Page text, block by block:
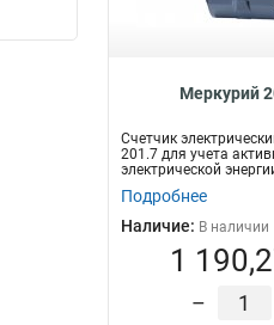
Меркурий
Счетчик
201.7 для учета
электрической
двухпроводных с...
Подробнее
Наличие: В наличии
1
–